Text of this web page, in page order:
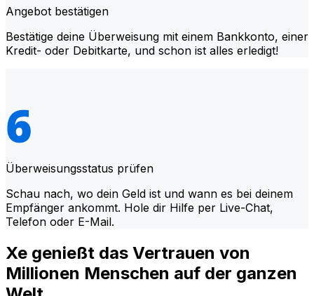
Angebot bestätigen
Bestätige deine Überweisung mit einem Bankkonto, einer
Kredit- oder Debitkarte, und schon ist alles erledigt!
Überweisungsstatus prüfen
Schau nach, wo dein Geld ist und wann es bei deinem
Empfänger ankommt. Hole dir Hilfe per Live-Chat,
Telefon oder E-Mail.
Xe genießt das Vertrauen von
Millionen Menschen auf der ganzen